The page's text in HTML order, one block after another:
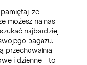
że
możesz na nas
najbardziej
bagażu.
przechowalnią
i dzienne – to